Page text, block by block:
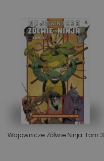
Wojownicze Żółwie Ninja. Tom 3